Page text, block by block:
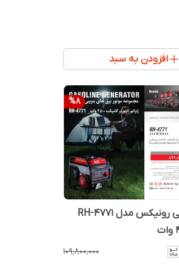
افزودن به سبد
%8
ژنراتور بنزینی رونیکس مدل RH-4771
۱۰۹٬۸۰۰٬۰۰۰